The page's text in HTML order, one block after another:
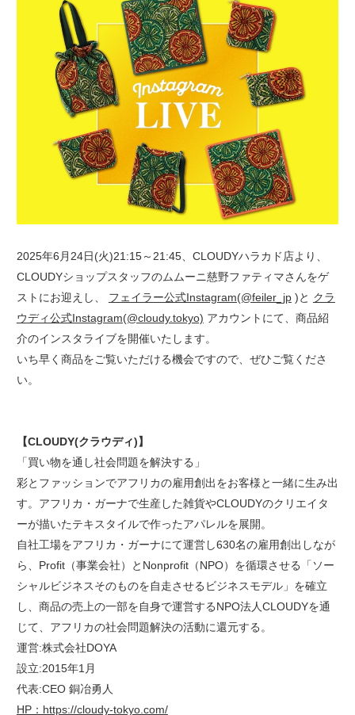
2025年6月24日(火)21:15～21:45、CLOUDYハラカド店より、
CLOUDYショップスタッフのムムーニ慈野ファティマさんをゲ
ストにお迎えし、 フェイラー公式Instagram(@feiler_jp)と クラ
ウディ公式Instagram(@cloudy.tokyo) アカウントにて、商品紹
介のインスタライブを開催いたします。
いち早く商品をご覧いただける機会ですので、ぜひご覧くださ
い。
【CLOUDY(クラウディ)】
「買い物を通し社会問題を解決する」
彩とファッションでアフリカの雇用創出をお客様と一緒に生み出
す。アフリカ・ガーナで生産した雑貨やCLOUDYのクリエイタ
ーが描いたテキスタイルで作ったアパレルを展開。
自社工場をアフリカ・ガーナにて運営し630名の雇用創出しなが
ら、Profit（事業会社）とNonprofit（NPO）を循環させる「ソー
シャルビジネスそのものを自走させるビジネスモデル」を確立
し、商品の売上の一部を自身で運営するNPO法人CLOUDYを通
じて、アフリカの社会問題解決の活動に還元する。
運営:株式会社DOYA
設立:2015年1月
代表:CEO 銅冶勇人
HP：https://cloudy-tokyo.com/